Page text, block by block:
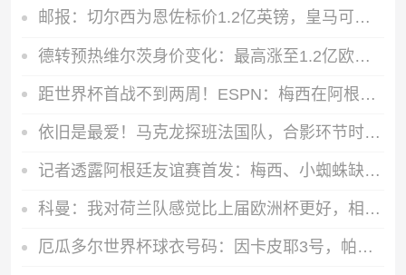
邮报：切尔西为恩佐标价1.2亿英镑，皇马可能加入赫伊森来交换
德转预热维尔茨身价变化：最高涨至1.2亿欧，也可能降至8000万欧
距世界杯首战不到两周！ESPN：梅西在阿根廷首堂训练课上单独训练
依旧是最爱！马克龙探班法国队，合影环节时特意将姆巴佩拉到身边
记者透露阿根廷友谊赛首发：梅西、小蜘蛛缺阵，劳塔罗、恩佐出战
科曼：我对荷兰队感觉比上届欧洲杯更好，相信我们能走得很远
厄瓜多尔世界杯球衣号码：因卡皮耶3号，帕乔6号，凯塞多23号